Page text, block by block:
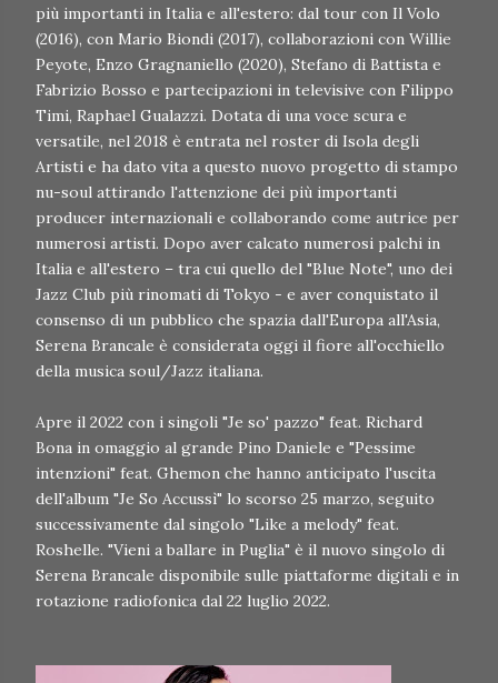
più importanti in Italia e all'estero: dal tour con Il Volo
(2016), con Mario Biondi (2017), collaborazioni con Willie
Peyote, Enzo Gragnaniello (2020), Stefano di Battista e
Fabrizio Bosso e partecipazioni in televisive con Filippo
Timi, Raphael Gualazzi. Dotata di una voce scura e
versatile, nel 2018 è entrata nel roster di Isola degli
Artisti e ha dato vita a questo nuovo progetto di stampo
nu-soul attirando l'attenzione dei più importanti
producer internazionali e collaborando come autrice per
numerosi artisti. Dopo aver calcato numerosi palchi in
Italia e all'estero – tra cui quello del "Blue Note", uno dei
Jazz Club più rinomati di Tokyo - e aver conquistato il
consenso di un pubblico che spazia dall'Europa all'Asia,
Serena Brancale è considerata oggi il fiore all'occhiello
della musica soul/Jazz italiana.
Apre il 2022 con i singoli "Je so' pazzo" feat. Richard
Bona in omaggio al grande Pino Daniele e "Pessime
intenzioni" feat. Ghemon che hanno anticipato l'uscita
dell'album "Je So Accussì" lo scorso 25 marzo, seguito
successivamente dal singolo "Like a melody" feat.
Roshelle. "Vieni a ballare in Puglia" è il nuovo singolo di
Serena Brancale disponibile sulle piattaforme digitali e in
rotazione radiofonica dal 22 luglio 2022.